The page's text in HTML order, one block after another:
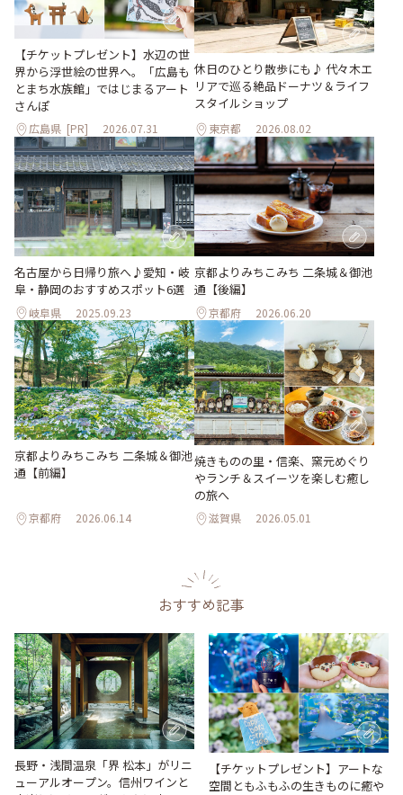
【チケットプレゼント】水辺の世
界から浮世絵の世界へ。「広島も
とまち水族館」ではじまるアート
さんぽ
広島県 [PR] 2026.07.31
休日のひとり散歩にも♪ 代々木エ
リアで巡る絶品ドーナツ＆ライフ
スタイルショップ
東京都 2026.08.02
名古屋から日帰り旅へ♪愛知・岐
阜・静岡のおすすめスポット6選
岐阜県 2025.09.23
京都よりみちこみち 二条城＆御池
通【後編】
京都府 2026.06.20
京都よりみちこみち 二条城＆御池
通【前編】
京都府 2026.06.14
焼きものの里・信楽、窯元めぐり
やランチ＆スイーツを楽しむ癒し
の旅へ
滋賀県 2026.05.01
おすすめ記事
長野・浅間温泉「界 松本」がリニ
ューアルオープン。信州ワインと
【チケットプレゼント】アートな
空間ともふもふの生きものに癒や